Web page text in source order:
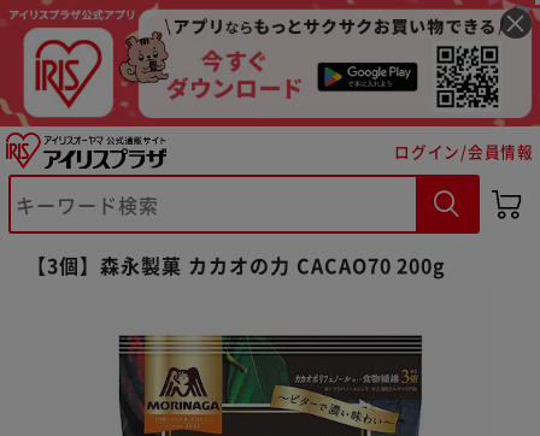
ログイン/会員情報
【3個】森永製菓 カカオの力 CACAO70 200g
※ご確認ください